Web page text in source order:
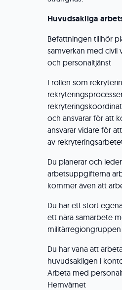
Huvudsakliga
Befattningen tillhör
samverkan med civil
och personaltjänst
I rollen som
och ansvarar för att
ansvarar vidare för
av
Du planerar och
arbetsuppgifterna
kommer även att
Du har ett stort
ett nära samarbete
Du har vana att
huvudsakligen i
Arbeta med
Hemvärnet